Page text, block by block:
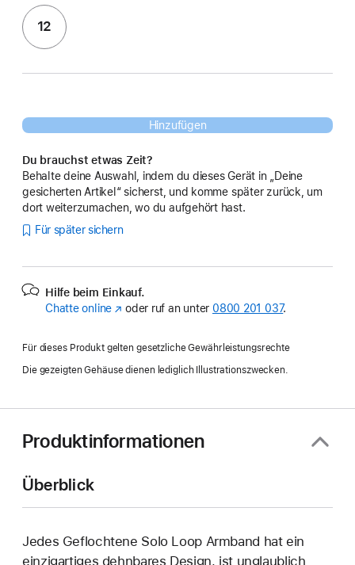
12
Hinzufügen
Du brauchst etwas Zeit?
Behalte deine Auswahl, indem du dieses Gerät in „Deine
gesicherten Artikel“ sicherst, und komme später zurück, um
dort weiterzumachen, wo du aufgehört hast.
Für später sichern
Hilfe beim Einkauf.
Chatte online (Öffnet
Fenster)
oder ruf an unter 0800 201 037.
Für dieses Produkt gelten gesetzliche Gewährleistungsrechte
Die gezeigten Gehäuse dienen lediglich Illustrationszwecken.
Produktinformationen
Überblick
Jedes Geflochtene Solo Loop Armband hat ein
einzig­artiges dehn­bares Design, ist unglaublich